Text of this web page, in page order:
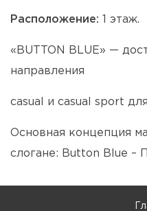
Расположение: 1 этаж.
«BUTTON BLUE» —
направления
casual и casual sport
Основная концепция
слогане: Button Blue –